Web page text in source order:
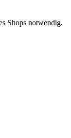
Shops notwendig.